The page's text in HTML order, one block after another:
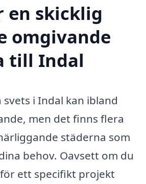
en skicklig
omgivande
till Indal
i Indal kan ibland
men det finns flera
städerna som
behov. Oavsett om du
ett specifikt projekt